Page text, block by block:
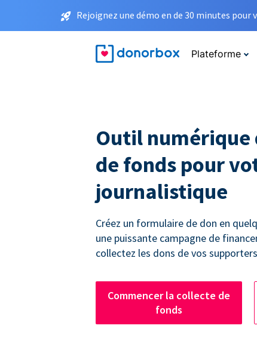
Rejoignez une démo en de 30 minutes
Plateforme
Outil numérique
de fonds pour
journalistique
Créez un formulaire de don en
une puissante campagne de
collectez les dons de vos
Commencer la collecte de
fonds